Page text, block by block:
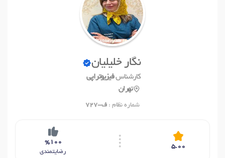
نگار خلیلیان
کارشناسفیزیوتراپی
تهران
شماره نظام : ف-727
5.00
%100
رضایتمندی